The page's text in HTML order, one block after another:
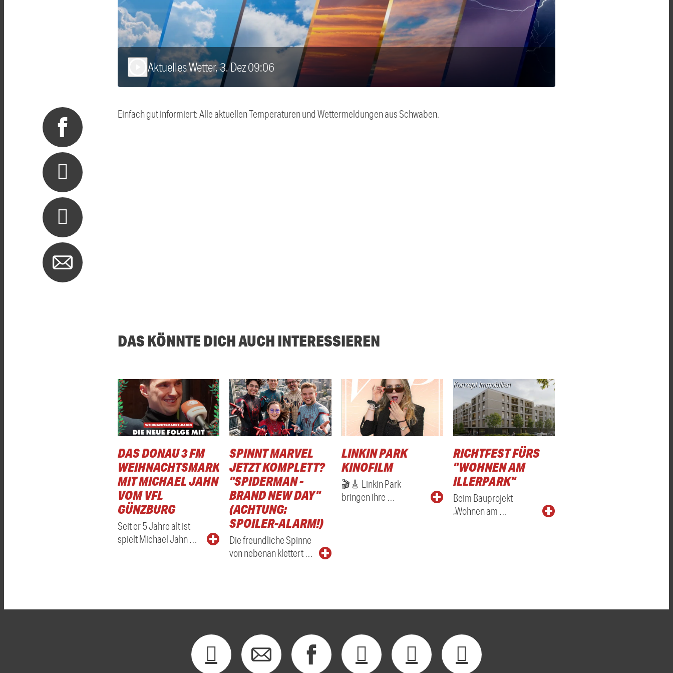
Aktuelles Wetter, 3. Dez 09:06
Einfach gut informiert: Alle aktuellen Temperaturen und Wettermeldungen aus Schwaben.
DAS KÖNNTE DICH AUCH INTERESSIEREN
DAS DONAU 3 FM
WEIHNACHTSMARKTRADIO
MIT MICHAEL JAHN
VOM VFL
GÜNZBURG
Seit er 5 Jahre alt ist
spielt Michael Jahn …
SPINNT MARVEL
JETZT KOMPLETT?
"SPIDERMAN -
BRAND NEW DAY"
(ACHTUNG:
SPOILER-ALARM!)
Die freundliche Spinne
von nebenan klettert …
LINKIN PARK
KINOFILM
🎬🎸 Linkin Park
bringen ihre …
Konzept Immobilien
RICHTFEST FÜRS
"WOHNEN AM
ILLERPARK"
Beim Bauprojekt
„Wohnen am …